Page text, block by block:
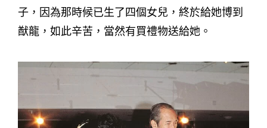
子，因為那時候已生了四個女兒，終於給她博到
猷龍，如此辛苦，當然有買禮物送給她。